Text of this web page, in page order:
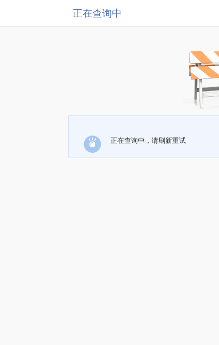
正在查询中
正在查询中，请刷新重试